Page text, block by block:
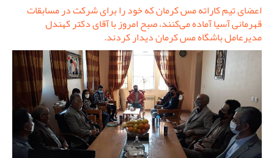
اعضای تیم کاراته مس کرمان که خود را برای شرکت در مسابقات
قهرمانی آسیا آماده می‌کنند، صبح امروز با آقای دکتر کهندل
مدیرعامل باشگاه مس کرمان دیدار کردند.